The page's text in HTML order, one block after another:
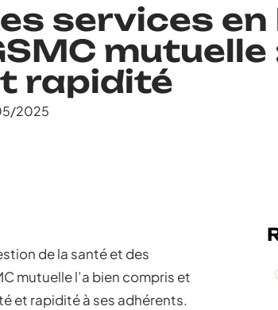
services en
rapidité
2025
de la santé et des
mutuelle l’a bien compris et
et rapidité à ses adhérents.